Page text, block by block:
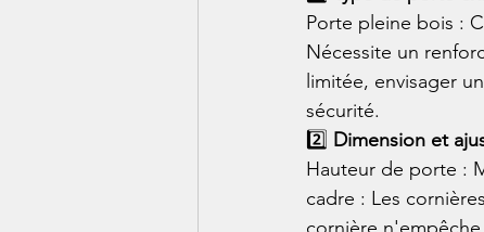
Porte pleine bois :
Nécessite un
limitée, envisager
sécurité.
2️⃣ Dimension et
Hauteur de porte :
cadre : Les